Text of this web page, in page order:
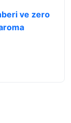
ve zero